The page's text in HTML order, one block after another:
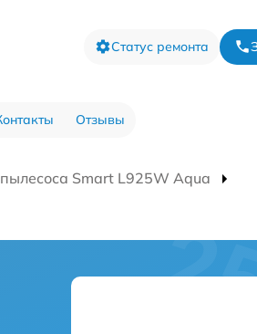
Статус ремонта
Отзывы
Smart L925W Aqua